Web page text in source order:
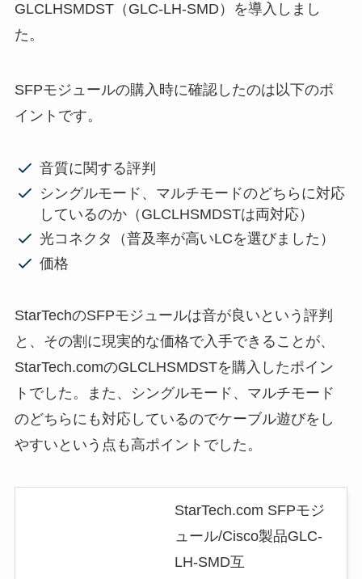
GLCLHSMDST（GLC-LH-SMD）を導入しまし
た。
SFPモジュールの購入時に確認したのは以下のポ
イントです。
音質に関する評判
シングルモード、マルチモードのどちらに対応
しているのか（GLCLHSMDSTは両対応）
光コネクタ（普及率が高いLCを選びました）
価格
StarTechのSFPモジュールは音が良いという評判
と、その割に現実的な価格で入手できることが、
StarTech.comのGLCLHSMDSTを購入したポイン
トでした。また、シングルモード、マルチモード
のどちらにも対応しているのでケーブル遊びをし
やすいという点も高ポイントでした。
StarTech.com SFPモジ
ュール/Cisco製品GLC-
LH-SMD互